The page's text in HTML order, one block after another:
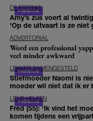
DE ERFENIS
Amy’s zus voert al
'Op de uitvaart is ze niet
ADVERTORIAL
Word een professional
veel minder awkward
LEKKER SAMENGESTELD
Stiefmoeder Naomi is
moeder wil niet dat ik er
LIEVE HELEEN
Fred (55): 'Ik vind het
komen tijdens een